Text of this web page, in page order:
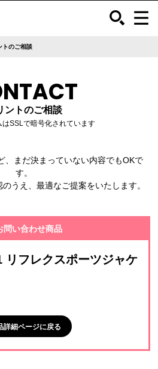
トのご相談
ントのご相談
SSLで暗号化されています
、まだ決まっていない内容でもOKで
す。
うえ、最適なご提案をいたします。
問い合わせ商品
リフレクスポーツジャケ
詳細ページに戻る